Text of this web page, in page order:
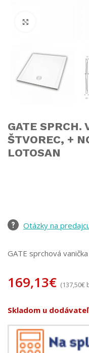
GATE SPRCH.
ŠTVOREC, +
LOTOSAN
Otázky na
GATE sprchová
169,13€ (137,50€
Skladom u